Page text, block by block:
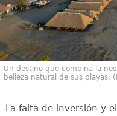
Un destino que combina la
belleza natural de sus playas.
La falta de inversión y